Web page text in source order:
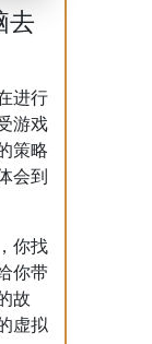
去
进行
游戏
策略
会到
你找
你带
故
虚拟